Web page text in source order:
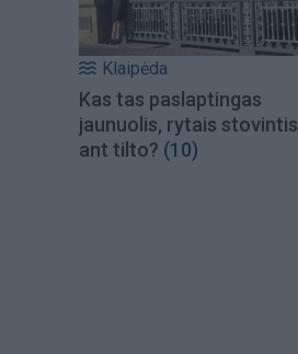
Klaipėda
Kas tas paslaptingas
jaunuolis, rytais stovintis
ant tilto? (10)